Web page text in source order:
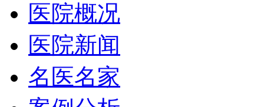
医院概况
医院新闻
名医名家